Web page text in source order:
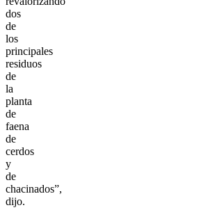
dos
de
los
principales
residuos
de
la
planta
de
faena
de
cerdos
y
de
chacinados”,
dijo.